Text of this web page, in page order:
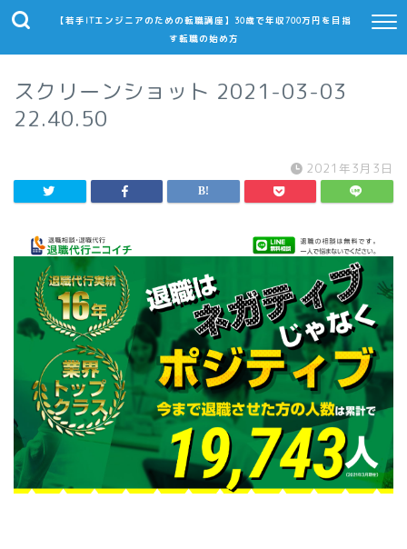
【若手ITエンジニアのための転職講座】30歳で年収700万円を目指
す転職の始め方
スクリーンショット 2021-03-03
22.40.50
2021年3月3日